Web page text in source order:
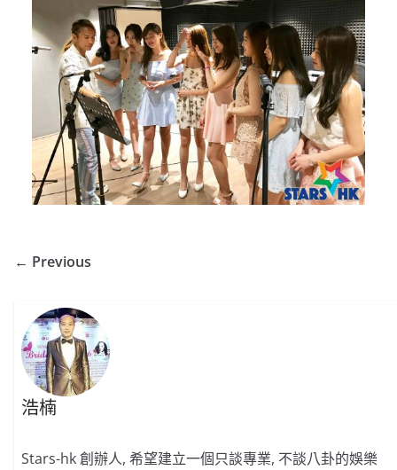
← Previous
浩楠
Stars-hk 創辦人, 希望建立一個只談專業, 不談八卦的娛樂